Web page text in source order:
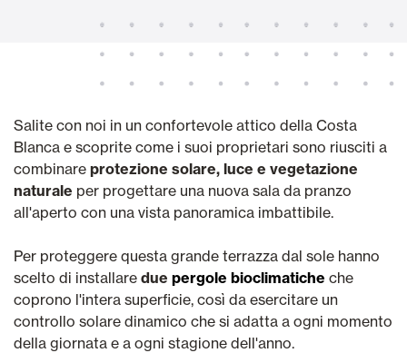
Salite con noi in un confortevole attico della Costa
Blanca e scoprite come i suoi proprietari sono riusciti a
combinare protezione solare, luce e vegetazione
naturale per progettare una nuova sala da pranzo
all'aperto con una vista panoramica imbattibile.
Per proteggere questa grande terrazza dal sole hanno
scelto di installare due pergole bioclimatiche che
coprono l'intera superficie, così da esercitare un
controllo solare dinamico che si adatta a ogni momento
della giornata e a ogni stagione dell'anno.